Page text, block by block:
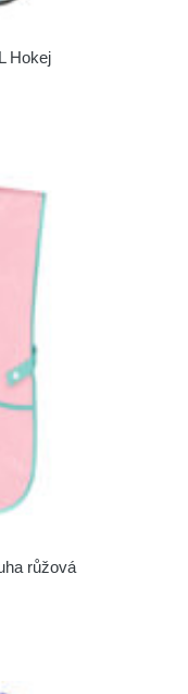
Hokej
růžová